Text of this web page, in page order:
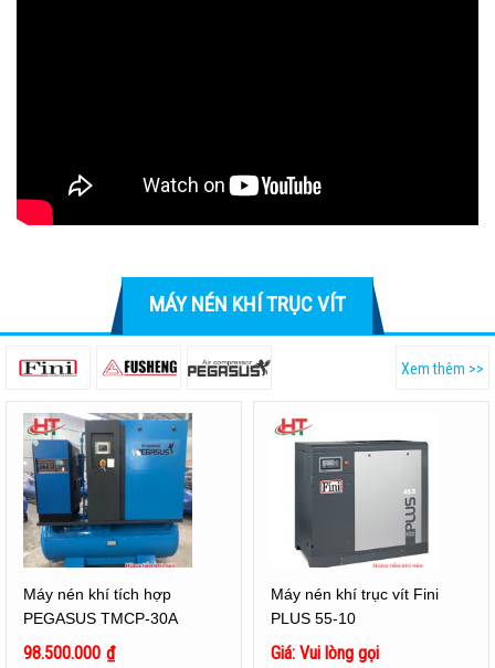
MÁY NÉN KHÍ TRỤC VÍT
Xem thêm >>
Máy nén khí tích hợp
PEGASUS TMCP-30A
98.500.000 ₫
Máy nén khí trục vít Fini
PLUS 55-10
Giá: Vui lòng gọi